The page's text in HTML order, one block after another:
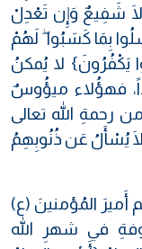
شَفِيعٌ وَإِن تَعْدِلْ
بِمَا كَسَبُوا ۖ لَهُمْ
يَكْفُرُونَ} لا يُمكنُ
فهؤُلاء ميؤُوسٌ
الله تعالى
يُسْأَلُ عَن ذُنُوبِهِمُ
أَميرَ المُؤمنينَ (ع)
في شهرِ الله